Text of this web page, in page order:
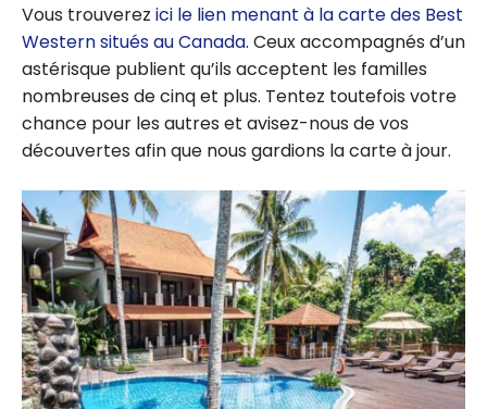
Vous trouverez ici le lien menant à la carte des Best
Western situés au Canada. Ceux accompagnés d’un
astérisque publient qu’ils acceptent les familles
nombreuses de cinq et plus. Tentez toutefois votre
chance pour les autres et avisez-nous de vos
découvertes afin que nous gardions la carte à jour.